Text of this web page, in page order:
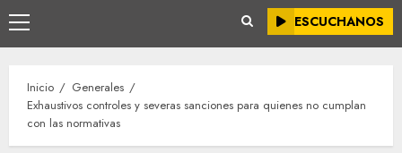
Menú
principal
ESCUCHANOS
Inicio
Generales
Exhaustivos controles y severas sanciones para quienes no cumplan
con las normativas